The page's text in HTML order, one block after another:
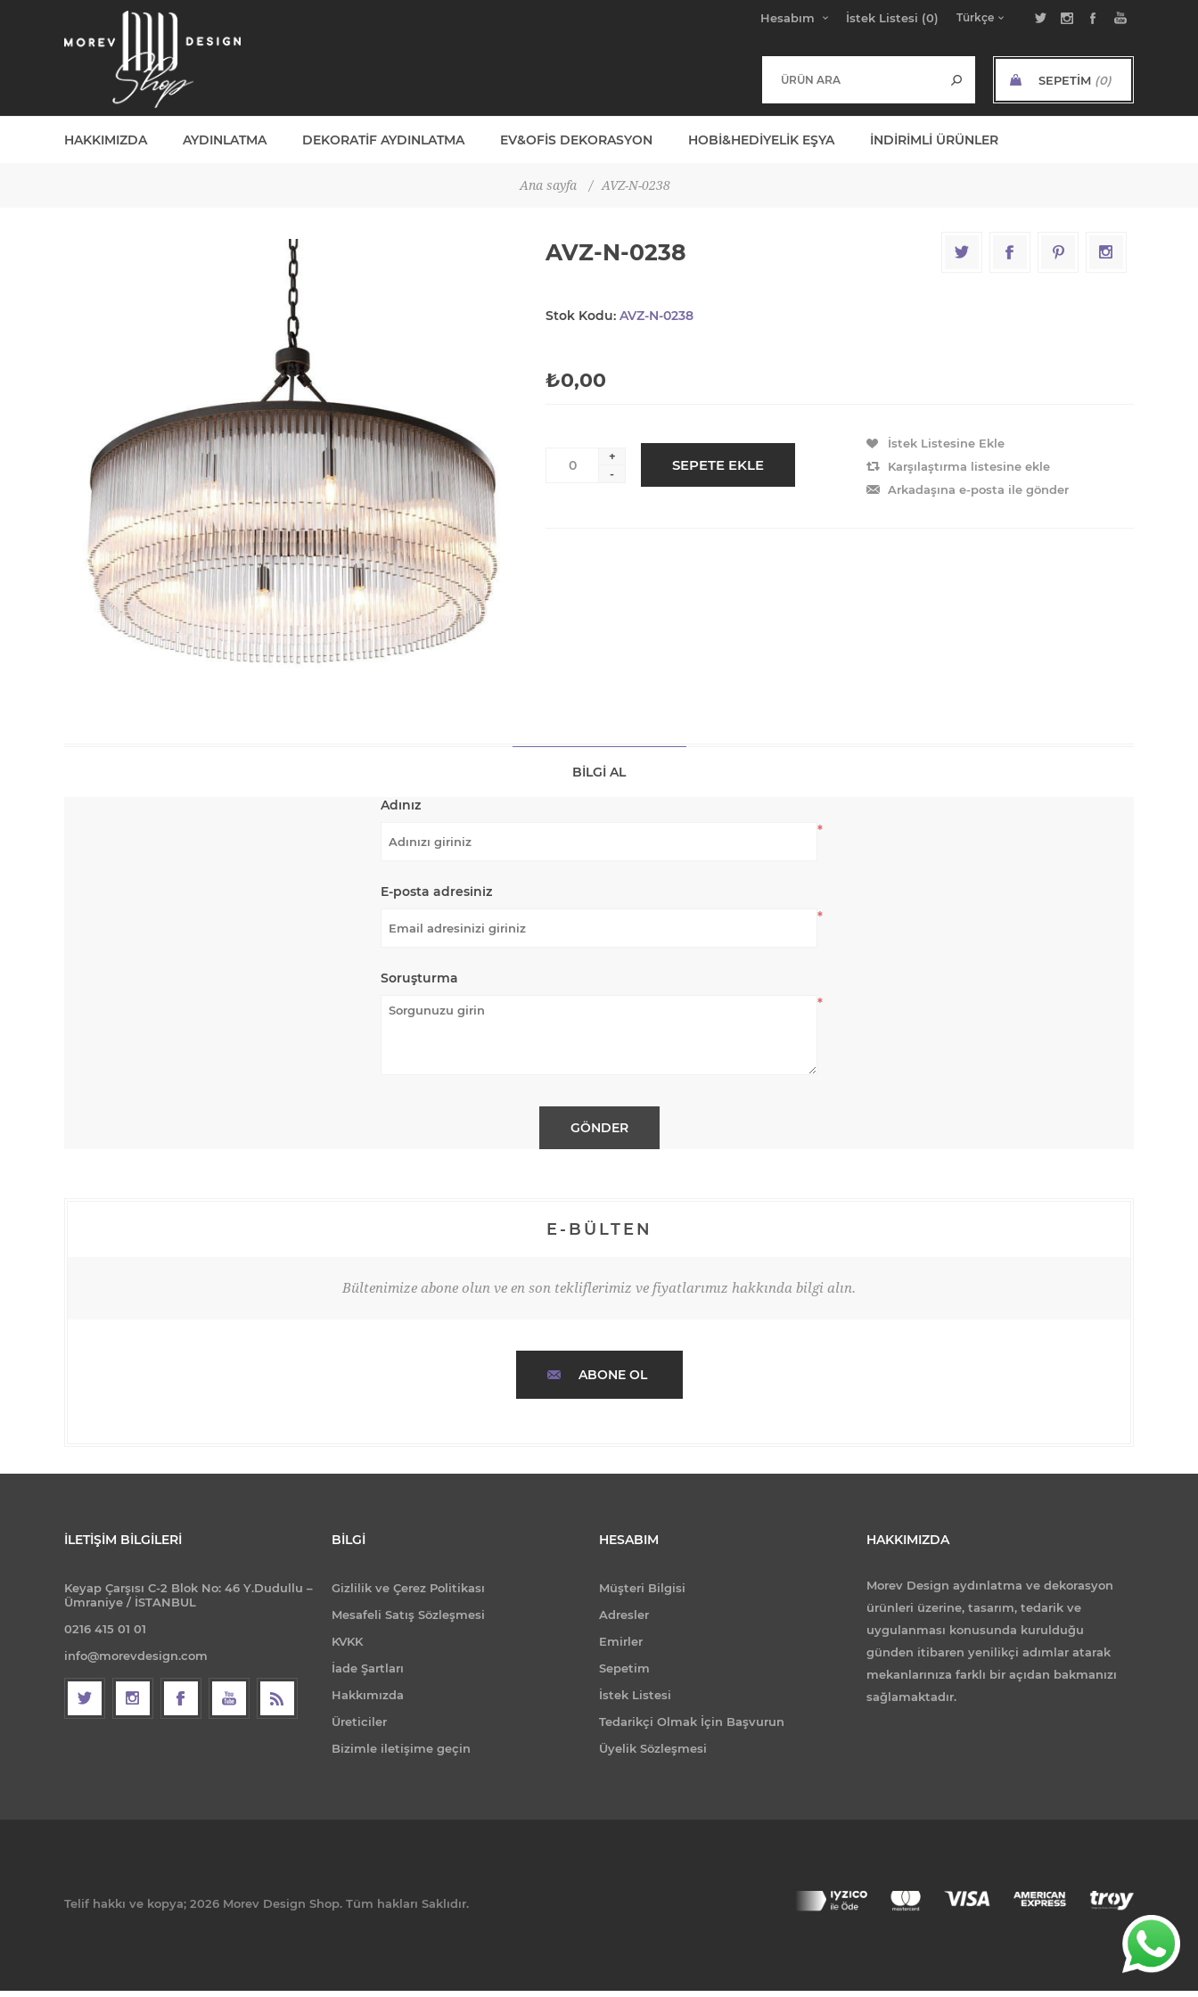
Hesabım İstek Listesi (0)
SEPETIM (0)
HAKKIMIZDA AYDINLATMA DEKORATIF AYDINLATMA EV&OFIS DEKORASYON HOBI&HEDIYELIK EŞYA İNDIRIMLI ÜRÜNLER
Ana sayfa / AVZ-N-0238
AVZ-N-0238
Stok Kodu: AVZ-N-0238
₺0,00
+
-
BILGI AL
Adınız
*
E-posta adresiniz
*
Soruşturma
*
E-BÜLTEN
Bültenimize abone olun ve en son tekliflerimiz ve fiyatlarımız hakkında bilgi alın.
ABONE OL
İLETIŞIM BILGILERI
Keyap Çarşısı C-2 Blok No: 46 Y.Dudullu –
Ümraniye / İSTANBUL
0216 415 01 01
info@morevdesign.com
BILGI
Gizlilik ve Çerez Politikası
Mesafeli Satış Sözleşmesi
KVKK
İade Şartları
Hakkımızda
Üreticiler
Bizimle iletişime geçin
HESABIM
Müşteri Bilgisi
Adresler
Emirler
Sepetim
İstek Listesi
Tedarikçi Olmak İçin Başvurun
Üyelik Sözleşmesi
HAKKIMIZDA
Morev Design aydınlatma ve dekorasyon
ürünleri üzerine, tasarım, tedarik ve
uygulanması konusunda kurulduğu
günden itibaren yenilikçi adımlar atarak
mekanlarınıza farklı bir açıdan bakmanızı
sağlamaktadır.
Telif hakkı ve kopya; 2026 Morev Design Shop. Tüm hakları Saklıdır.